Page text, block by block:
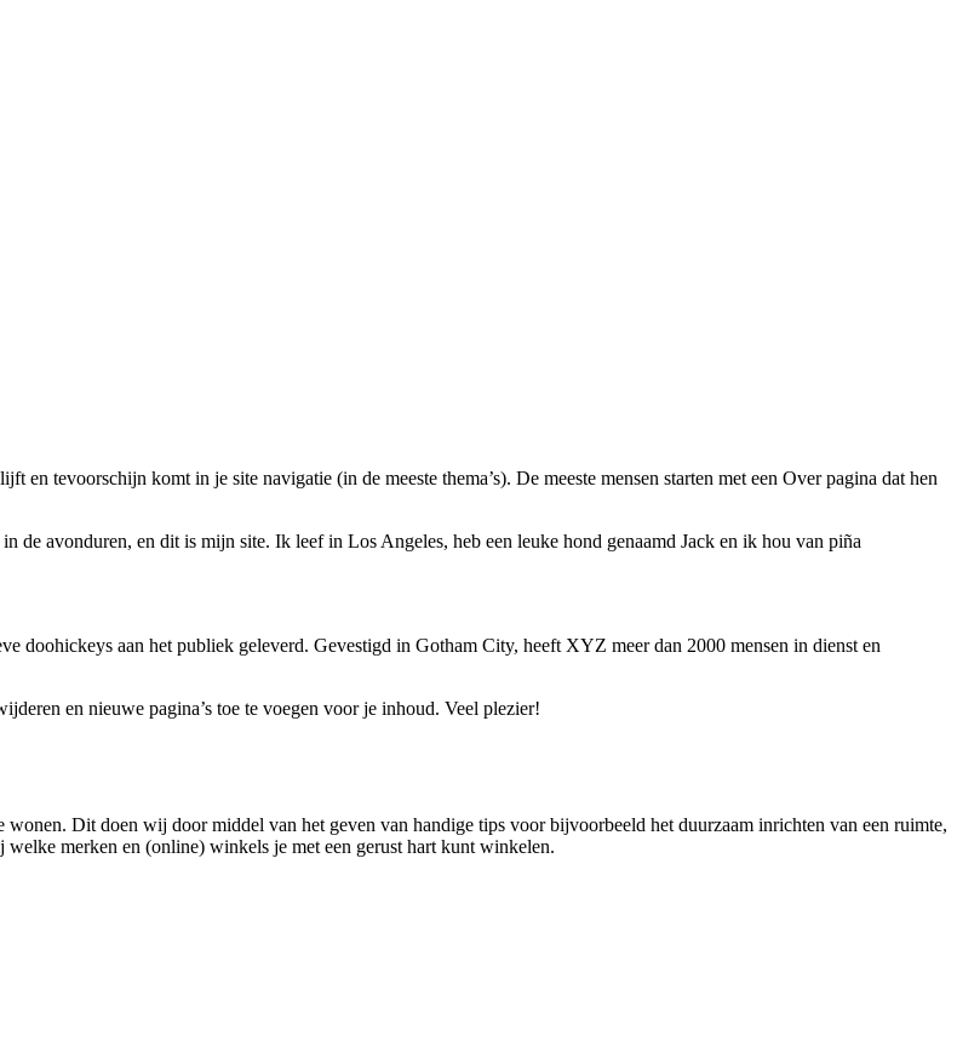
en tevoorschijn komt in je site navigatie (in de meeste thema’s). De meeste mensen starten met een Over pagina dat hen
de avonduren, en dit is mijn site. Ik leef in Los Angeles, heb een leuke hond genaamd Jack en ik hou van piña
aan het publiek geleverd. Gevestigd in Gotham City, heeft XYZ meer dan 2000 mensen in dienst en
en nieuwe pagina’s toe te voegen voor je inhoud. Veel plezier!
Dit doen wij door middel van het geven van handige tips voor bijvoorbeeld het duurzaam inrichten van een ruimte,
welke merken en (online) winkels je met een gerust hart kunt winkelen.